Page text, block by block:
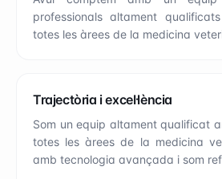
professionals altament
totes les àrees de la medicina
Trajectòria i excel·lència
Som un equip altament qualificat
totes les àrees de la medicina
amb tecnologia avançada i som